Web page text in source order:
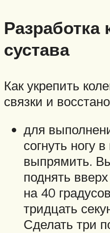
Разработка
сустава
Как укрепить
связки и
для
согнуть ногу
выпрямить.
поднять
на 40
тридцать
Сделать три